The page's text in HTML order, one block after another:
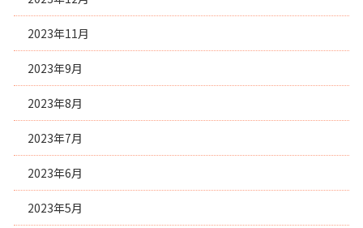
2023年11月
2023年9月
2023年8月
2023年7月
2023年6月
2023年5月